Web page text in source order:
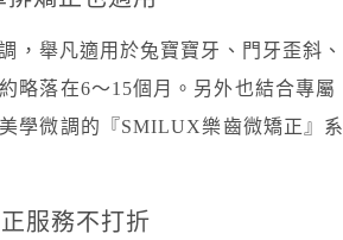
，舉凡適用於兔寶寶牙、門牙歪斜、
略落在6～15個月。另外也結合專屬
學微調的『SMILUX樂齒微矯正』系
服務不打折